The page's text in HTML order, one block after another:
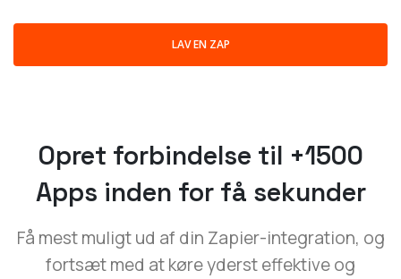
LAV EN ZAP
Opret forbindelse til +1500
Apps inden for få sekunder
Få mest muligt ud af din Zapier-integration, og
fortsæt med at køre yderst effektive og